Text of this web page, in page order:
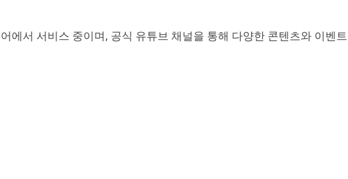
에서 서비스 중이며, 공식 유튜브 채널을 통해 다양한 콘텐츠와 이벤